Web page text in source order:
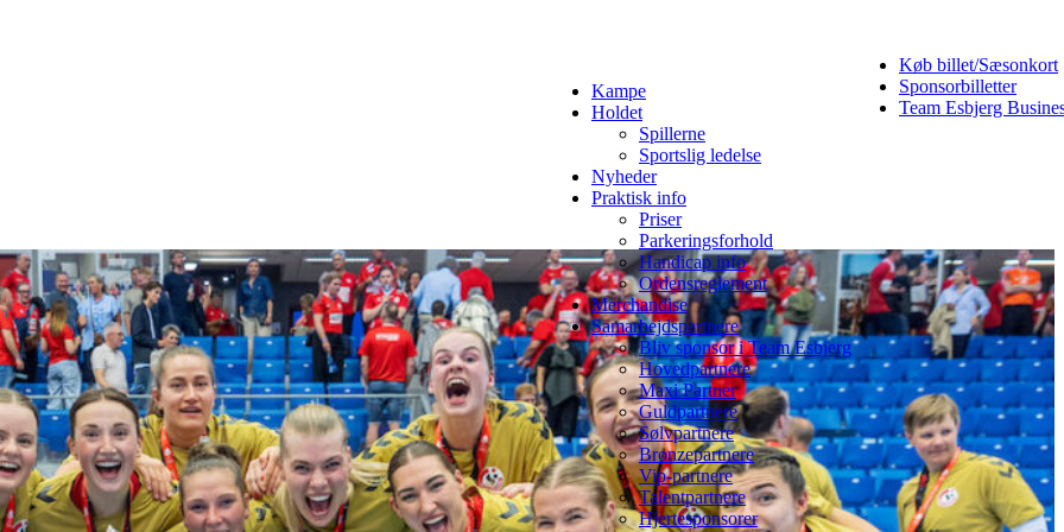
Køb billet/Sæsonkort
Sponsorbilletter
Team Esbjerg
Kampe
Holdet
Spillerne
Sportslig ledelse
Nyheder
Praktisk info
Priser
Parkeringsforhold
Handicap info
Ordensreglement
Merchandise
Samarbejdspartnere
Bliv sponsor i Team Esbjerg
Hovedpartnere
Maxi Partner
Guldpartnere
Sølvpartnere
Bronzepartnere
Vip-partnere
Talentpartnere
Hjertesponsorer